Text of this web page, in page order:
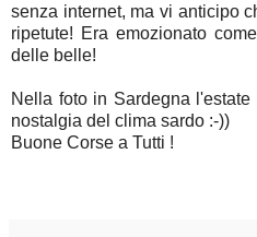
senza internet, ma vi anticipo
ripetute! Era emozionato
delle belle!
Nella foto in Sardegna
nostalgia del clima sardo :-))
Buone Corse a Tutti !